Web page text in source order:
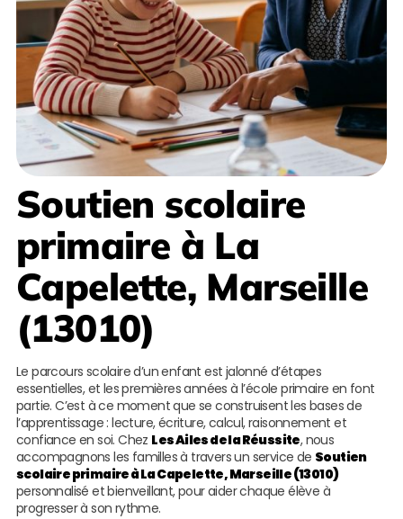
Soutien scolaire
primaire à La
Capelette, Marseille
(13010)
Le parcours scolaire d’un enfant est jalonné d’étapes
essentielles, et les premières années à l’école primaire en font
partie. C’est à ce moment que se construisent les bases de
l’apprentissage : lecture, écriture, calcul, raisonnement et
confiance en soi. Chez Les Ailes de la Réussite, nous
accompagnons les familles à travers un service de Soutien
scolaire primaire à La Capelette, Marseille (13010)
personnalisé et bienveillant, pour aider chaque élève à
progresser à son rythme.